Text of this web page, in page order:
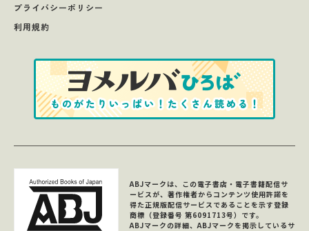
プライバシーポリシー
利用規約
ABJマークは、この電子書店・電子書籍配信サ
ービスが、著作権者からコンテンツ使用許諾を
得た正規版配信サービスであることを示す登録
商標（登録番号 第6091713号）です。
ABJマークの詳細、ABJマークを掲示しているサ